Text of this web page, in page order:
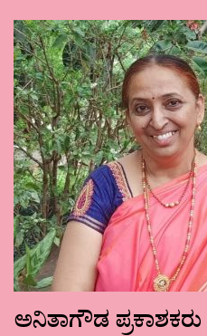
ಅನಿತಾಗೌಡ ಪ್ರಕಾಶಕರು